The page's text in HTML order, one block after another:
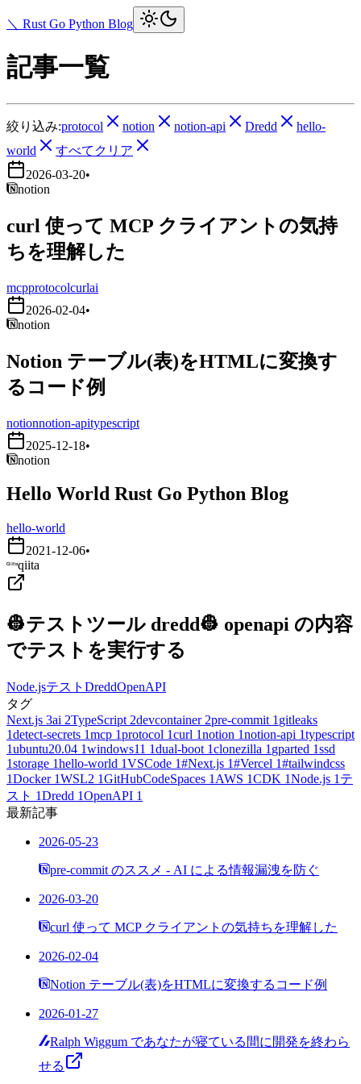
＼ Rust Go Python Blog
記事一覧
絞り込み:protocol notion notion-api Dredd
hello-
world
すべてクリア
2026-03-20•
notion
curl 使って MCP クライアントの気持
ちを理解した
mcpprotocolcurlai
2026-02-04•
notion
Notion テーブル(表)をHTMLに変換す
るコード例
notionnotion-apitypescript
2025-12-18•
notion
Hello World Rust Go Python Blog
hello-world
2021-12-06•
qiita
👷テストツール dredd👷 openapi の内容
でテストを実行する
Node.jsテスト DreddOpenAPI
タグ
Next.js 3ai 2TypeScript 2devcontainer 2pre-commit 1 gitleaks
1detect-secrets 1mcp 1protocol 1curl 1notion 1notion-api 1typescript
1ubuntu20.04 1windows11 1dual-boot 1clonezilla 1 gparted 1ssd
1storage 1hello-world 1VSCode 1#Next.js 1#Vercel 1#tailwindcss
1Docker 1WSL2 1GitHubCodeSpaces 1 AWS 1CDK 1Node.js 1 テ
スト 1Dredd 1OpenAPI 1
最新記事
2026-05-23
pre-commit のススメ - AI による情報漏洩を防ぐ
2026-03-20
curl 使って MCP クライアントの気持ちを理解した
2026-02-04
Notion テーブル(表)をHTMLに変換するコード例
2026-01-27
Ralph Wiggum であなたが寝ている間に開発を終わら
せる